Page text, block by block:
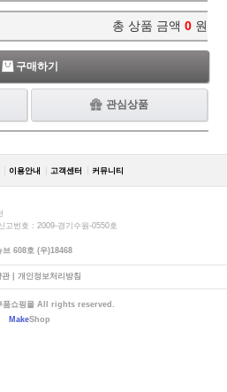
총 상품 금액 0 원
구매하기
관심상품
이용안내 고객센터 커뮤니티
고번호 : 2009-경기수원-0550호
608호 (우)18468
관| 개인정보처리방침
품쇼핑몰 All rights reserved.
MakeShop